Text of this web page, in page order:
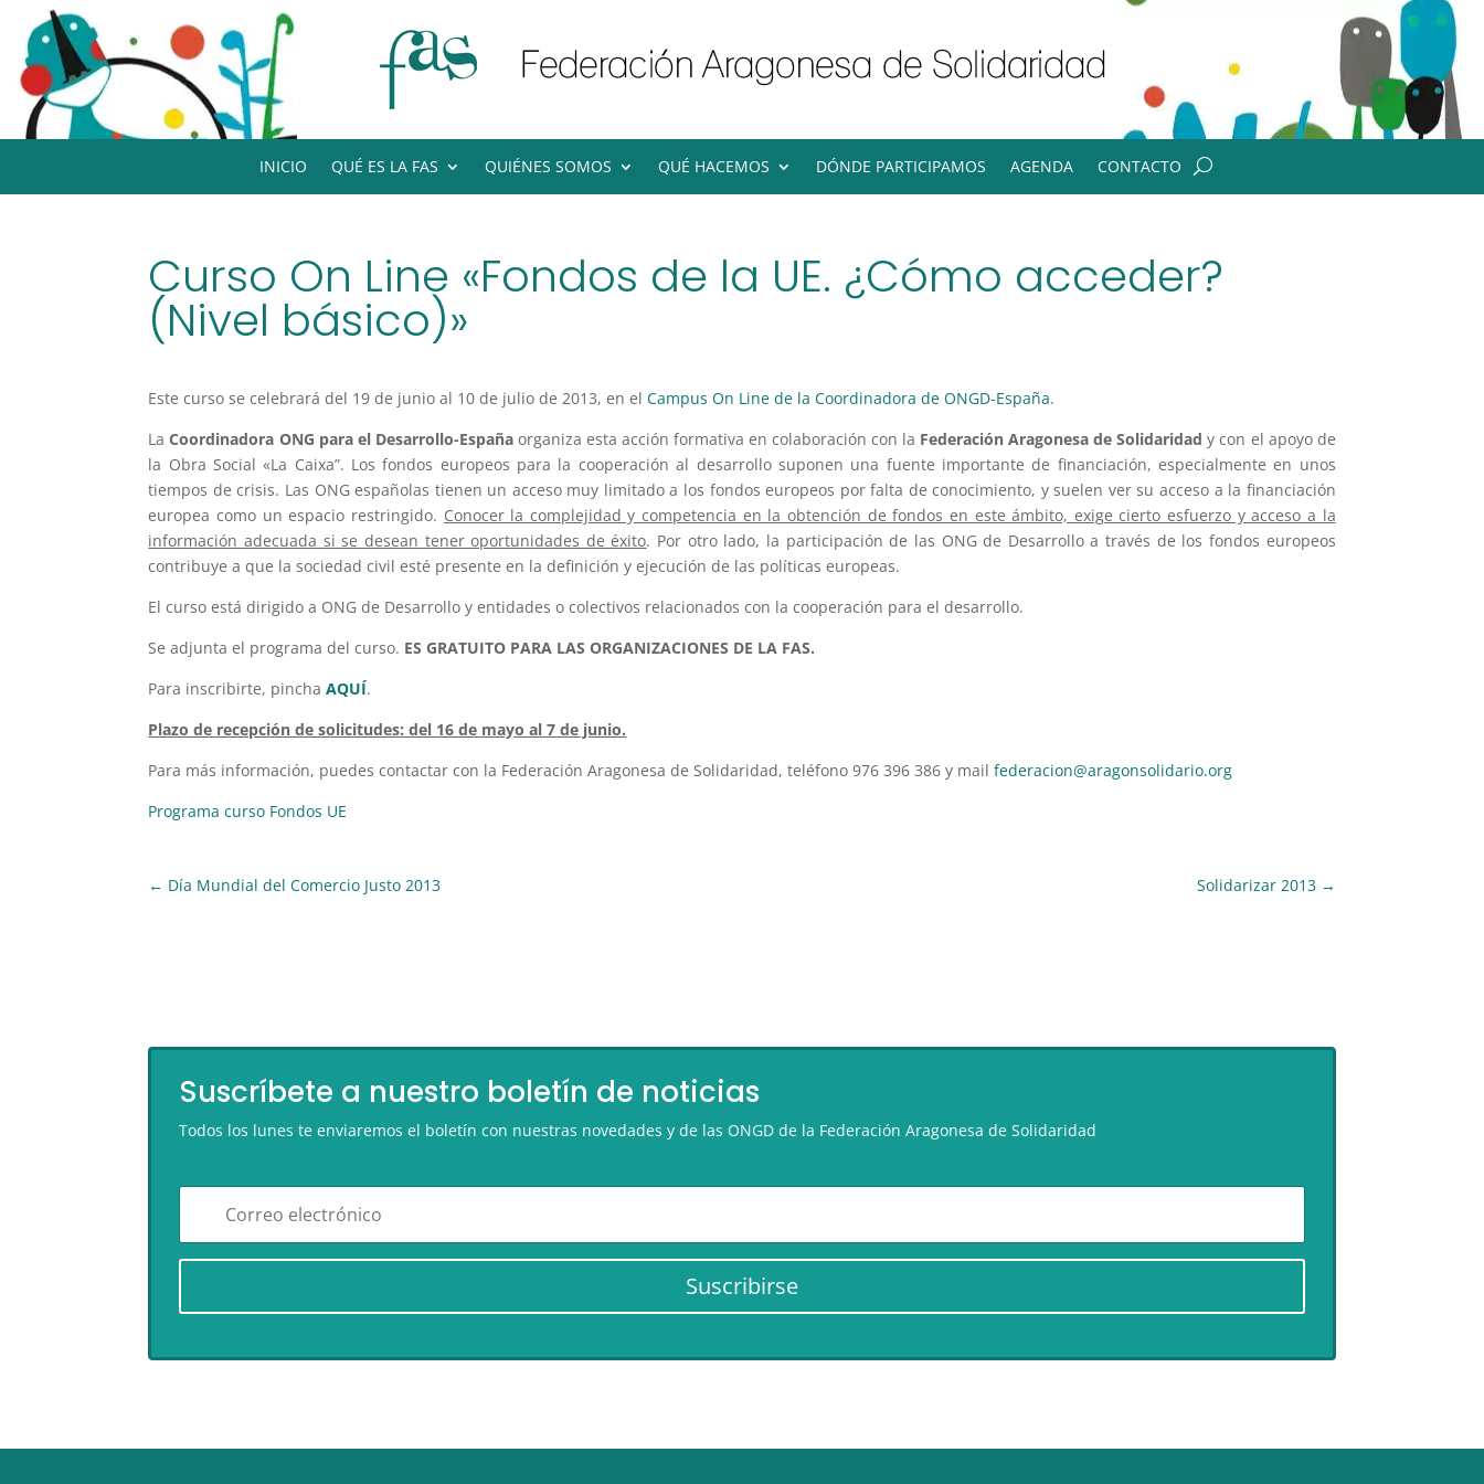
INICIO QUÉ ES LA FAS QUIÉNES SOMOS QUÉ HACEMOS DÓNDE PARTICIPAMOS AGENDA CONTACTO
Curso On Line «Fondos de la UE. ¿Cómo acceder?
(Nivel básico)»
Este curso se celebrará del 19 de junio al 10 de julio de 2013, en elCampus On Line de la Coordinadora de ONGD-España.
LaCoordinadora ONG para el Desarrollo-Españaorganiza esta acción formativa en colaboración con la Federación Aragonesa de Solidaridad y con el apoyo de
la Obra Social «La Caixa”. Los fondos europeos para la cooperación al desarrollo suponen una fuente importante de financiación, especialmente en unos
tiempos de crisis. Las ONG españolas tienen un acceso muy limitado a los fondos europeos por falta de conocimiento, y suelen ver su acceso a la financiación
europea como un espacio restringido. Conocer la complejidad y competencia en la obtención de fondos en este ámbito, exige cierto esfuerzo y acceso a la
información adecuada si se desean tener oportunidades de éxito. Por otro lado, la participación de las ONG de Desarrollo a través de los fondos europeos
contribuye a que la sociedad civil esté presente en la definición y ejecución de las políticas europeas.
El curso está dirigido a ONG de Desarrollo y entidades o colectivos relacionados con la cooperación para el desarrollo.
Se adjunta el programa del curso. ES GRATUITO PARA LAS ORGANIZACIONES DE LA FAS.
Para inscribirte, pinchaAQUÍ.
Plazo de recepción de solicitudes: del 16 de mayo al 7 de junio.
Para más información, puedes contactar con la Federación Aragonesa de Solidaridad, teléfono 976 396 386 y mailfederacion@aragonsolidario.org
Programa curso Fondos UE
← Día Mundial del Comercio Justo 2013 Solidarizar 2013→
Suscríbete a nuestro boletín de noticias
Todos los lunes te enviaremos el boletín con nuestras novedades y de las ONGD de la Federación Aragonesa de Solidaridad
Suscribirse